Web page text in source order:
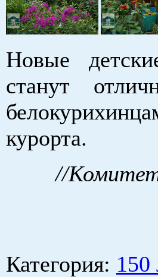
Новые
станут
курорта.
//
Категория: 150